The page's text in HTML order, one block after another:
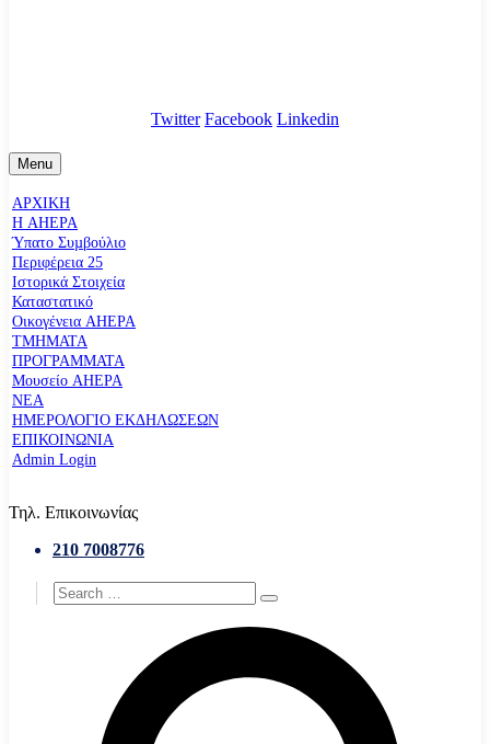
Twitter Facebook Linkedin
Menu
ΑΡΧΙΚΗ
Η AHEPA
Ύπατο Συµβούλιο
Περιφέρεια 25
Ιστορικά Στοιχεία
Καταστατικό
Οικογένεια AHEPA
ΤΜΗΜΑΤΑ
ΠΡΟΓΡΑΜΜΑΤΑ
Μουσείο AHEPA
ΝΕΑ
ΗΜΕΡΟΛΟΓΙΟ ΕΚΔΗΛΩΣΕΩΝ
ΕΠΙΚΟΙΝΩΝΙΑ
Admin Login
Τηλ. Επικοινωνίας
210 7008776